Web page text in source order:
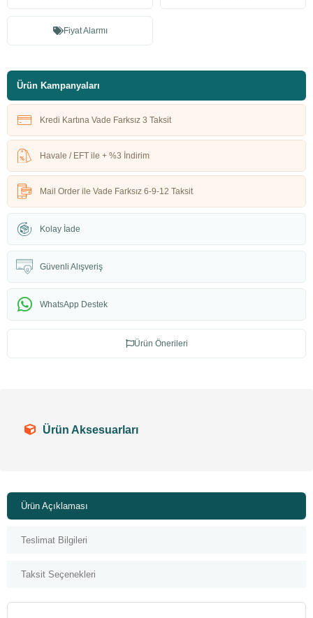
Fiyat Alarmı
Ürün Kampanyaları
Kredi Kartına Vade Farksız 3 Taksit
Havale / EFT ile + %3 İndirim
Mail Order ile Vade Farksız 6-9-12 Taksit
Kolay İade
Güvenli Alışveriş
WhatsApp Destek
Ürün Önerileri
Ürün Aksesuarları
Ürün Açıklaması
Teslimat Bilgileri
Taksit Seçenekleri